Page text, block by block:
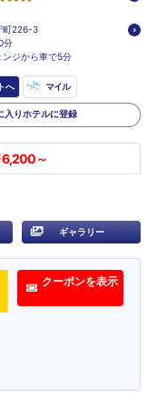
町226-3
分
ジから車で5分
へ マイル
入りホテルに登録
6,200～
ギャラリー
クーポンを表示